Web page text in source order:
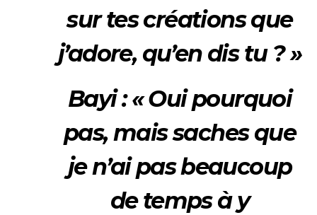
sur tes créations que
j’adore, qu’en dis tu ? »
Bayi : « Oui pourquoi
pas, mais saches que
je n’ai pas beaucoup
de temps à y